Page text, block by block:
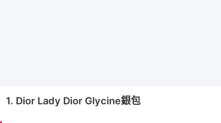
1. Dior Lady Dior Glycine銀包